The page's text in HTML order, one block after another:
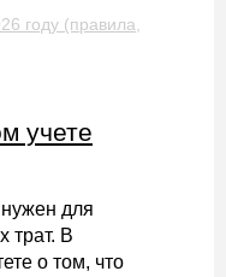
году (правила,
учете
нужен для
трат. В
о том, что